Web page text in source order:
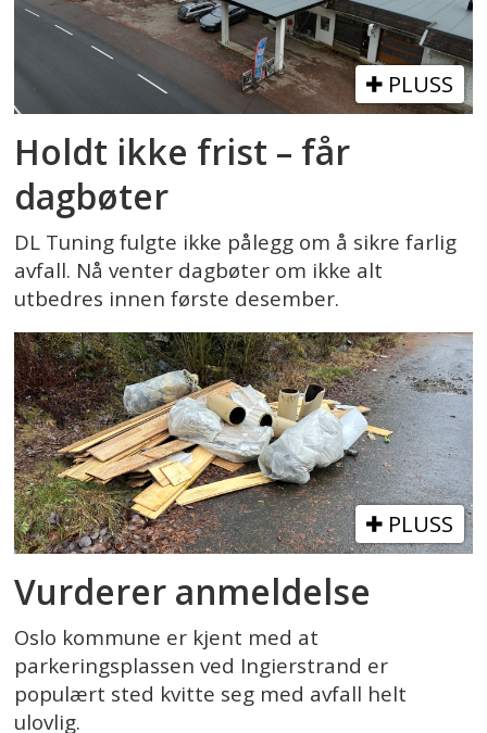
PLUSS
Holdt ikke frist – får
dagbøter
DL Tuning fulgte ikke pålegg om å sikre farlig
avfall. Nå venter dagbøter om ikke alt
utbedres innen første desember.
PLUSS
Vurderer anmeldelse
Oslo kommune er kjent med at
parkeringsplassen ved Ingierstrand er
populært sted kvitte seg med avfall helt
ulovlig.